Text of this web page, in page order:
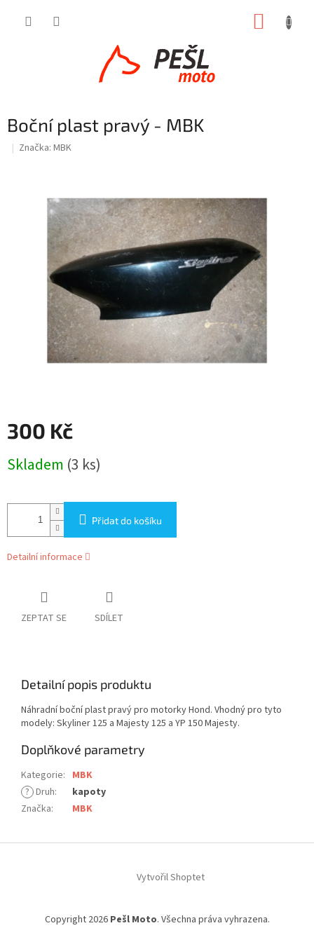
Boční plast pravý - MBK
Značka: MBK
300 Kč
cena:
Skladem (3 ks)
Přidat do košíku
Detailní informace
ZEPTAT SE SDÍLET
Detailní popis produktu
Náhradní boční plast pravý pro motorky Hond. Vhodný pro tyto
modely: Skyliner 125 a Majesty 125 a YP 150 Majesty.
Doplňkové parametry
Kategorie: MBK
? Druh:
kapoty
Značka: MBK
Vytvořil Shoptet
Copyright 2026 Pešl Moto. Všechna práva vyhrazena.